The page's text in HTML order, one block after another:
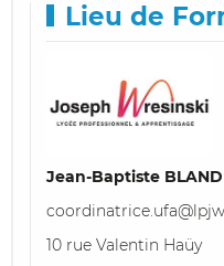
Lieu de
Jean-Baptiste
10 rue Valentin Haüy